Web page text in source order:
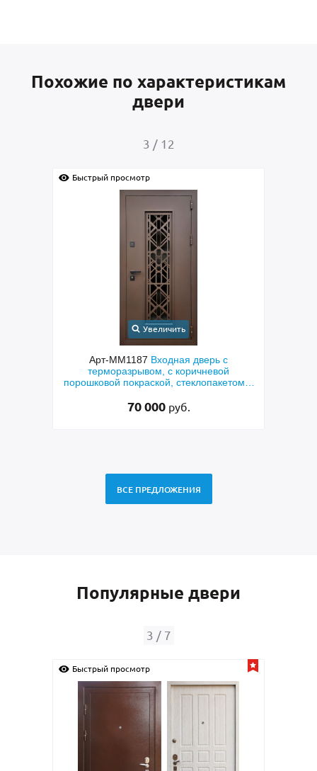
Похожие по характеристикам
двери
4 / 12
Быстрый просмотр
Увеличить
Арт-ММ1384Входная дверь с
металлофиленкой, бугельной ручкой и
порошковым напылением RAL 7021
45 000руб.
ВСЕ ПРЕДЛОЖЕНИЯ
Популярные двери
4 / 7
Быстрый просмотр